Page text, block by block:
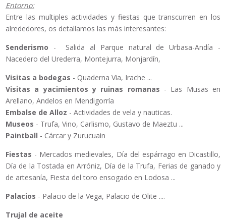
Entorno:
Entre las multiples actividades y fiestas que transcurren en los
alrededores, os detallamos las más interesantes:
Senderismo - Salida al Parque natural de Urbasa-Andía -
Nacedero del Urederra, Montejurra, Monjardín,
Visitas a bodegas - Quaderna Via, Irache ...
Visitas a yacimientos y ruinas romanas - Las Musas en
Arellano, Andelos en Mendigorría
Embalse de Alloz - Actividades de vela y nauticas.
Museos - Trufa, Vino, Carlismo, Gustavo de Maeztu ...
Paintball - Cárcar y Zurucuain
Fiestas - Mercados medievales, Día del espárrago en Dicastillo,
Día de la Tostada en Arróniz, Día de la Trufa, Ferias de ganado y
de artesanía, Fiesta del toro ensogado en Lodosa ...
Palacios - Palacio de la Vega, Palacio de Olite ....
Trujal de aceite